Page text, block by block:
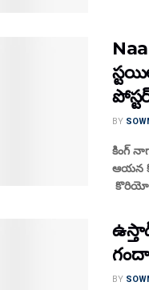
BY
కింగ్
ఆయన
BY